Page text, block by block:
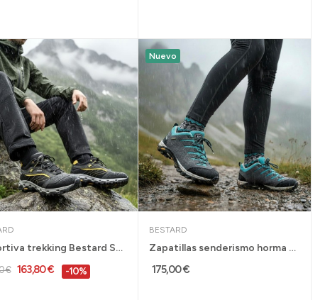
Deportiva trekking Bestard Space Low hombre...
€ 163,80 € -10%
Nuevo
BESTARD
Zapatillas senderismo horma ancha Cami Lady...
175,00 €